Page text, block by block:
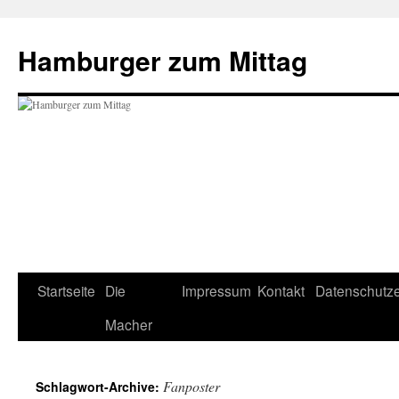
Hamburger zum Mittag
Zum
Startseite Die
Macher
Impressum Kontakt
Schlagwort-Archive: Fanposter